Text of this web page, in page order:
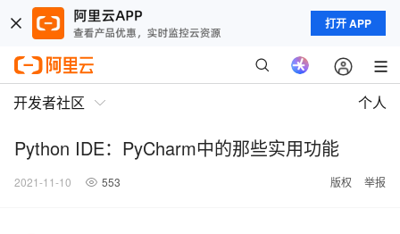
打开 APP
开发者社区 个人
Python IDE：PyCharm中的那些实用功能
2021-11-10 553 版权 举报